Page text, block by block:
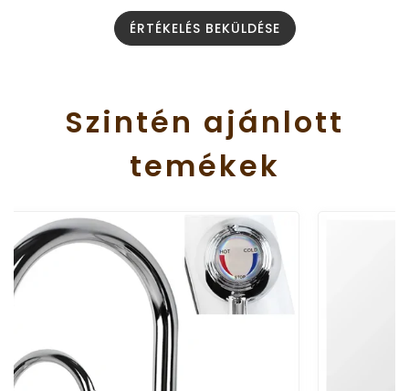
ÉRTÉKELÉS BEKÜLDÉSE
Szintén ajánlott
temékek